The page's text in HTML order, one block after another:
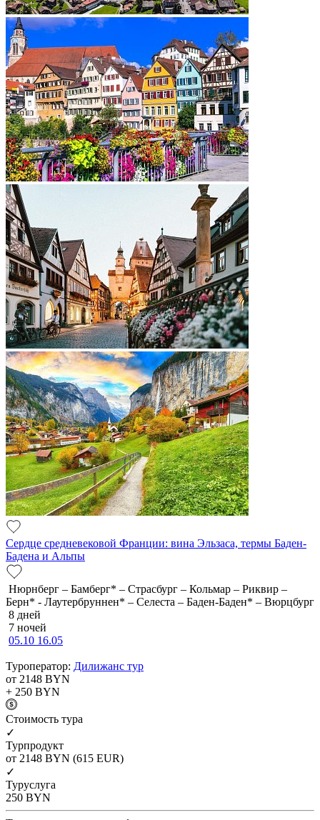
Сердце средневековой Франции: вина Эльзаса, термы Баден-
Бадена и Альпы
Нюрнберг – Бамберг* – Страсбург – Кольмар – Риквир –
Берн* - Лаутербруннен* – Селеста – Баден-Баден* – Вюрцбург
8 дней
7 ночей
05.10 16.05
Туроператор: Дилижанс тур
от 2148 BYN
+ 250 BYN
Cтоимость тура
✓
Турпродукт
от 2148 BYN (615 EUR)
✓
Туруслуга
250 BYN